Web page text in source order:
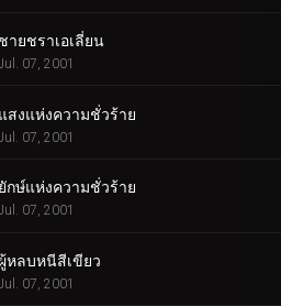
ชายชราเอเลี่ยน
07, 2001
แสงแห่งความชั่วร้าย
07, 2001
ยักษ์แห่งความชั่วร้าย
07, 2001
ผู้หลบหนีสีเขียว
07, 2001